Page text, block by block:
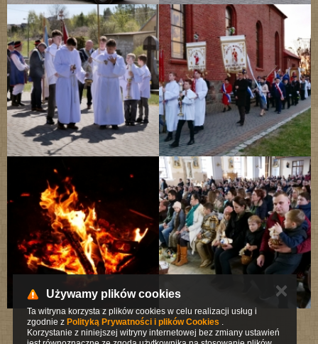
Używamy plików cookies
Ta witryna korzysta z plików cookies w celu realizacji usług i
zgodnie z Polityką Prywatności i plików Cookies .
Korzystanie z niniejszej witryny internetowej bez zmiany ustawień
✕